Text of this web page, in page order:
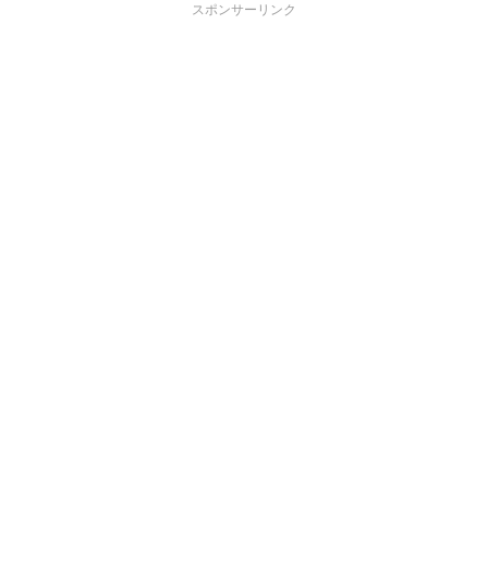
スポンサーリンク